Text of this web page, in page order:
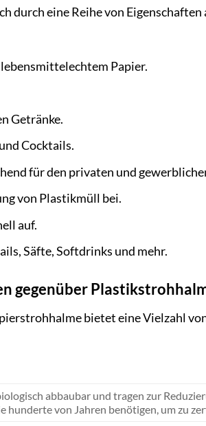
durch eine Reihe von
Papier.
Getränke.
Cocktails.
für den privaten und
von Plastikmüll bei.
auf.
Säfte, Softdrinks und mehr.
gegenüber
bietet eine Vielzahl
abbaubar und tragen zur
hunderte von Jahren benötigen, um zu